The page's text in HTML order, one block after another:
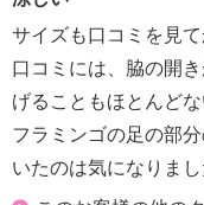
サイズも口コミを見
口コミには、脇の開
げることもほとんど
フラミンゴの足の部
いたのは気になりまし